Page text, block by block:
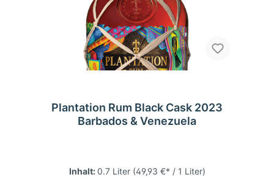
Plantation Rum Black Cask 2023
Barbados & Venezuela
Inhalt: 0.7 Liter (49,93 €* / 1 Liter)